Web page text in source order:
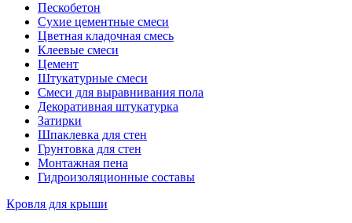
Пескобетон
Сухие цементные смеси
Цветная кладочная смесь
Клеевые смеси
Цемент
Штукатурные смеси
Смеси для выравнивания пола
Декоративная штукатурка
Затирки
Шпаклевка для стен
Грунтовка для стен
Монтажная пена
Гидроизоляционные составы
Кровля для крыши